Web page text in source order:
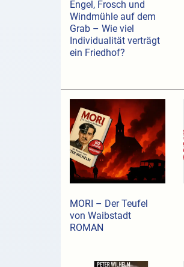
Engel, Frosch und
Windmühle auf dem
Grab – Wie viel
Individualität verträgt
ein Friedhof?
MORI – Der Teufel
von Waibstadt
ROMAN